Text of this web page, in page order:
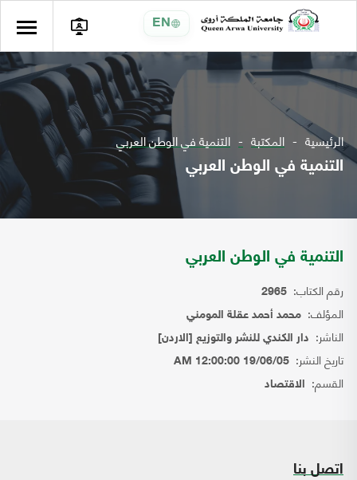
EN
الرئيسية المكتبة التنمية في الوطن العربي
التنمية في الوطن العربي
التنمية في الوطن العربي
رقم الكتاب: 2965
المؤلف: محمد أحمد عقلة المومني
الناشر: دار الكندي للنشر والتوزيع [الاردن]
تاريخ النشر: 19/06/05 12:00:00 AM
القسم: الاقتصاد
اتصل بنا